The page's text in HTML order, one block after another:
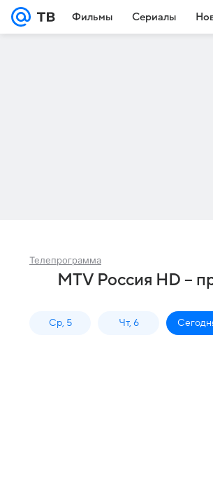
Фильмы Сериалы
Телепрограмма
MTV Россия HD –
Ср, 5 Чт, 6